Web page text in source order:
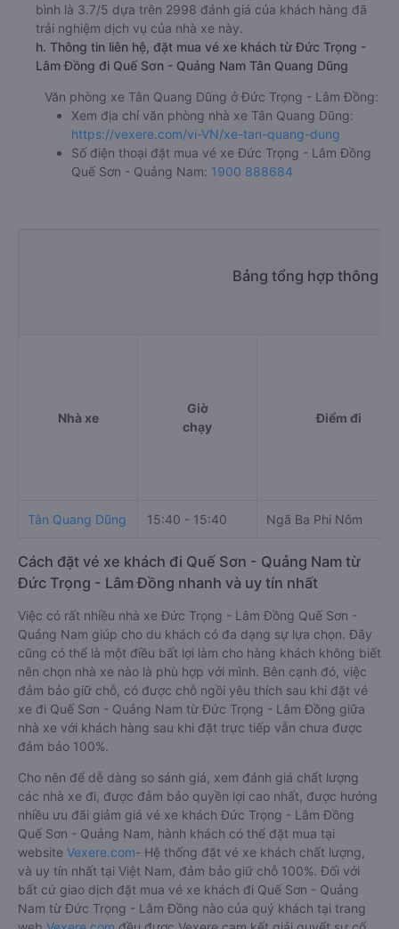
bình là 3.7/5 dựa trên 2998 đánh giá của khách hàng đã
trải nghiệm dịch vụ của nhà xe này.
h. Thông tin liên hệ, đặt mua vé xe khách từ Đức Trọng -
Lâm Đồng đi Quế Sơn - Quảng Nam Tân Quang Dũng
Văn phòng xe Tân Quang Dũng ở Đức Trọng - Lâm Đồng:
Xem địa chỉ văn phòng nhà xe Tân Quang Dũng:
https://vexere.com/vi-VN/xe-tan-quang-dung
Số điện thoại đặt mua vé xe Đức Trọng - Lâm Đồng
Quế Sơn - Quảng Nam: 1900 888684
Bảng tổng hợp thông
Nhà xe
Giờ
chạy
Điểm đi
Tân Quang Dũng 15:40 - 15:40 Ngã Ba Phi Nôm
Cách đặt vé xe khách đi Quế Sơn - Quảng Nam từ
Đức Trọng - Lâm Đồng nhanh và uy tín nhất
Việc có rất nhiều nhà xe Đức Trọng - Lâm Đồng Quế Sơn -
Quảng Nam giúp cho du khách có đa dạng sự lựa chọn. Đây
cũng có thể là một điều bất lợi làm cho hàng khách không biết
nên chọn nhà xe nào là phù hợp với mình. Bên cạnh đó, việc
đảm bảo giữ chỗ, có được chỗ ngồi yêu thích sau khi đặt vé
xe đi Quế Sơn - Quảng Nam từ Đức Trọng - Lâm Đồng giữa
nhà xe với khách hàng sau khi đặt trực tiếp vẫn chưa được
đảm bảo 100%.
Cho nên để dễ dàng so sánh giá, xem đánh giá chất lượng
các nhà xe đi, được đảm bảo quyền lợi cao nhất, được hưởng
nhiều ưu đãi giảm giá vé xe khách Đức Trọng - Lâm Đồng
Quế Sơn - Quảng Nam, hành khách có thể đặt mua tại
website Vexere.com- Hệ thống đặt vé xe khách chất lượng,
và uy tín nhất tại Việt Nam, đảm bảo giữ chỗ 100%. Đối với
bất cứ giao dịch đặt mua vé xe khách đi Quế Sơn - Quảng
Nam từ Đức Trọng - Lâm Đồng nào của quý khách tại trang